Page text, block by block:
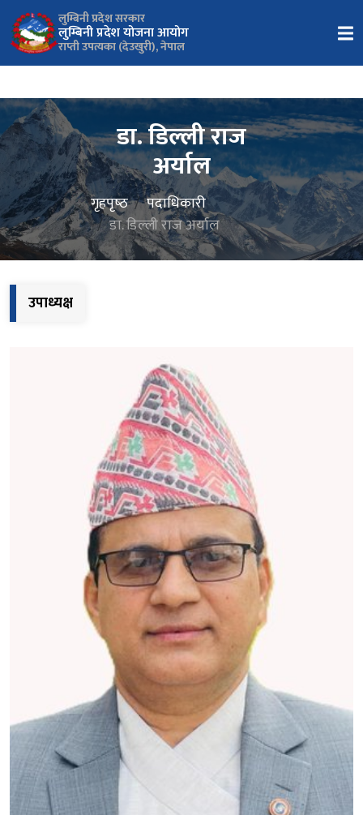
लुम्बिनी प्रदेश सरकार
लुम्बिनी प्रदेश योजना आयोग
राप्ती उपत्यका (देउखुरी), नेपाल
डा. डिल्ली राज
अर्याल
गृहपृष्‍ठ
पदाधिकारी
डा. डिल्ली राज अर्याल
उपाध्यक्ष